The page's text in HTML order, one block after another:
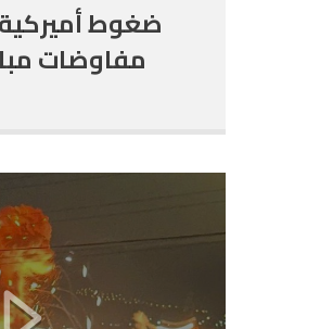
ضغوط
مفاوضات
سلاح